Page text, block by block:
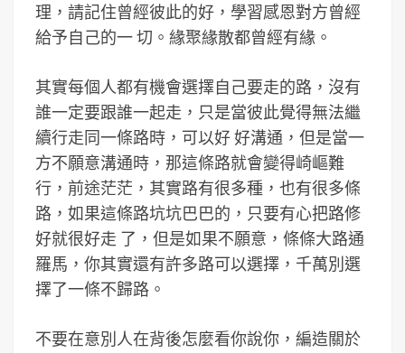
理，請記住曾經彼此的好，學習感恩對方曾經
給予自己的一 切。緣聚緣散都曾經有緣。
其實每個人都有機會選擇自己要走的路，沒有
誰一定要跟誰一起走，只是當彼此覺得無法繼
續行走同一條路時，可以好 好溝通，但是當一
方不願意溝通時，那這條路就會變得崎嶇難
行，前途茫茫，其實路有很多種，也有很多條
路，如果這條路坑坑巴巴的，只要有心把路修
好就很好走 了，但是如果不願意，條條大路通
羅馬，你其實還有許多路可以選擇，千萬別選
擇了一條不歸路。
不要在意別人在背後怎麼看你說你，編造關於